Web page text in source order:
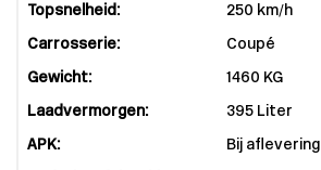
Topsnelheid: 250 km/h
Carrosserie: Coupé
Gewicht: 1460 KG
Laadvermorgen: 395 Liter
APK: Bij aflevering